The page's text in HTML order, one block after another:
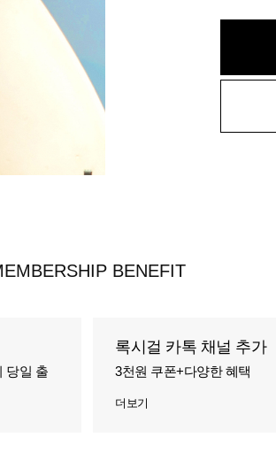
BENEFIT
당일 출
록시걸 카톡 채널 추가
3천원 쿠폰+다양한 혜택
더보기